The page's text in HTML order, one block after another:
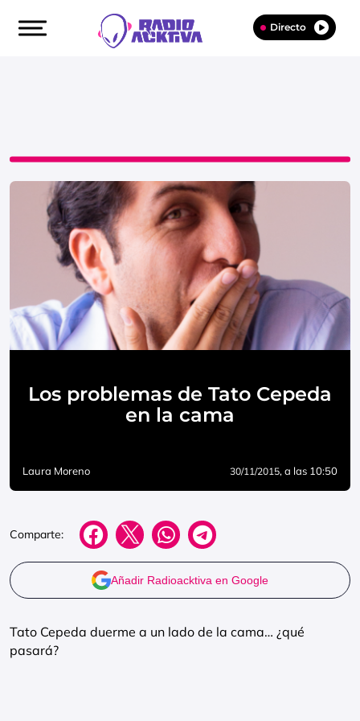
Directo
Los problemas de Tato Cepeda
en la cama
Laura Moreno 30/11/2015, a las 10:50
Comparte:
Añadir Radioacktiva en Google
Tato Cepeda duerme a un lado de la cama… ¿qué
pasará?